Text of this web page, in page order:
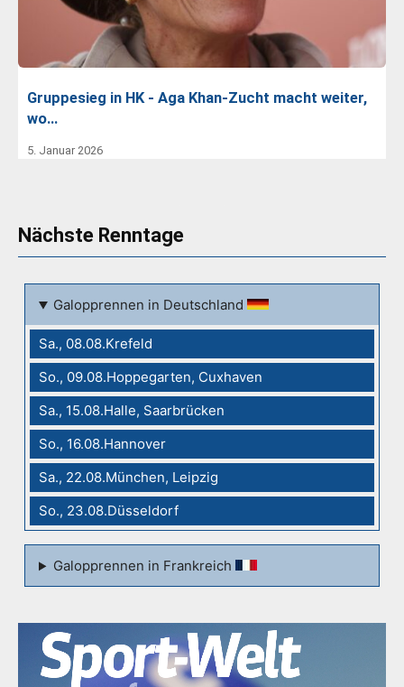
Gruppesieg in HK - Aga Khan-Zucht macht weiter,
wo…
5. Januar 2026
Nächste Renntage
Galopprennen in Deutschland
Sa., 08.08.Krefeld
So., 09.08.Hoppegarten, Cuxhaven
Sa., 15.08.Halle, Saarbrücken
So., 16.08.Hannover
Sa., 22.08.München, Leipzig
So., 23.08.Düsseldorf
Galopprennen in Frankreich